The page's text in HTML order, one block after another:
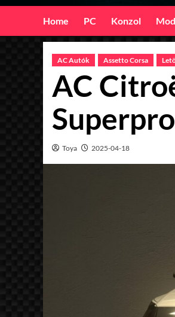
Home PC Konzol Mod
AC Autók Assetto Corsa
AC
Toya 2025-04-18